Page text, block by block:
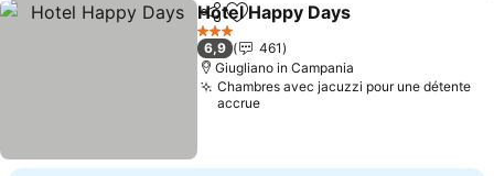
PartagerAjouter à mes favoris
Hotel Happy Days
3 Étoiles
6,9
461
Giugliano in Campania
Chambres avec jacuzzi pour une détente
accrue